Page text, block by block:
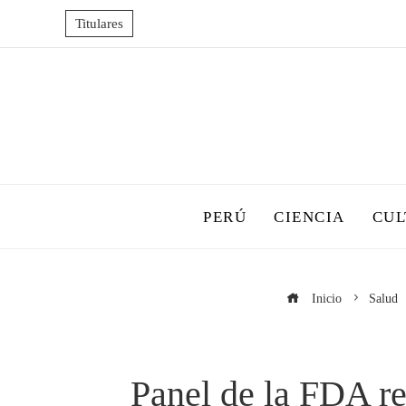
Titulares
PERÚ CIENCIA
Inicio Salud
Panel de la FDA